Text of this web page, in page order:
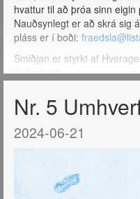
hvattur til að þróa sinn
Nauðsynlegt er að skrá sig
pláss er í boði:
Smiðjan er styrkt af
Suðurlands.
Nr. 5
2024-06-21